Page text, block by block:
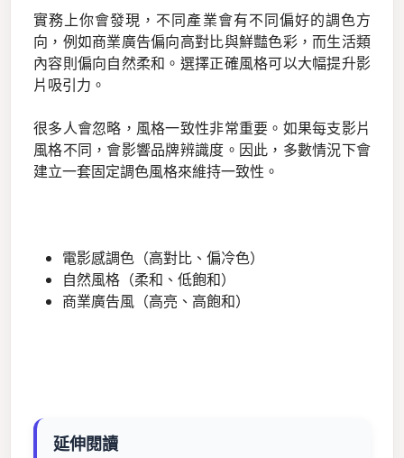
實務上你會發現，不同產業會有不同偏好的調色方
向，例如商業廣告偏向高對比與鮮豔色彩，而生活類
內容則偏向自然柔和。選擇正確風格可以大幅提升影
片吸引力。
很多人會忽略，風格一致性非常重要。如果每支影片
風格不同，會影響品牌辨識度。因此，多數情況下會
建立一套固定調色風格來維持一致性。
電影感調色（高對比、偏冷色）
自然風格（柔和、低飽和）
商業廣告風（高亮、高飽和）
延伸閱讀